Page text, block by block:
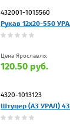
432001-1015560
Рукав 12х20-550
Цена Ярославль:
120.50 руб.
4320-1013123
Штуцер (АЗ УРАЛ)